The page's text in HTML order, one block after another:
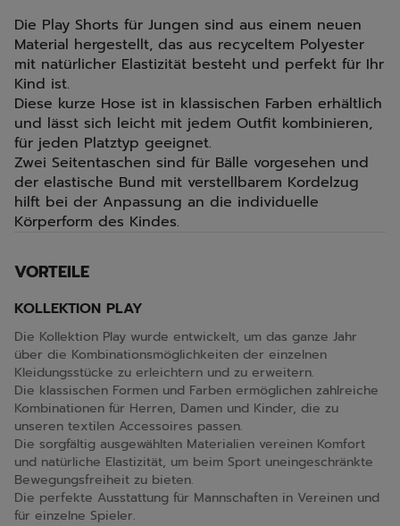
Die Play Shorts für Jungen sind aus einem neuen
Material hergestellt, das aus recyceltem Polyester
mit natürlicher Elastizität besteht und perfekt für Ihr
Kind ist.
Diese kurze Hose ist in klassischen Farben erhältlich
und lässt sich leicht mit jedem Outfit kombinieren,
für jeden Platztyp geeignet.
Zwei Seitentaschen sind für Bälle vorgesehen und
der elastische Bund mit verstellbarem Kordelzug
hilft bei der Anpassung an die individuelle
Körperform des Kindes.
VORTEILE
KOLLEKTION PLAY
Die Kollektion Play wurde entwickelt, um das ganze Jahr
über die Kombinationsmöglichkeiten der einzelnen
Kleidungsstücke zu erleichtern und zu erweitern.
Die klassischen Formen und Farben ermöglichen zahlreiche
Kombinationen für Herren, Damen und Kinder, die zu
unseren textilen Accessoires passen.
Die sorgfältig ausgewählten Materialien vereinen Komfort
und natürliche Elastizität, um beim Sport uneingeschränkte
Bewegungsfreiheit zu bieten.
Die perfekte Ausstattung für Mannschaften in Vereinen und
für einzelne Spieler.